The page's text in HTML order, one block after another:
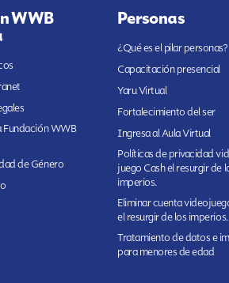
WWB
Fundación WWB
de Género
Personas
¿Qué es el pilar personas?
Capacitación presencial
Yaru Virtual
Fortalecimiento del ser
Ingresa al Aula Virtual
Políticas de privacidad
juego Cash el resurgir de
imperios.
Eliminar cuenta
el resurgir de los imperios.
Tratamiento de datos e
para menores de edad